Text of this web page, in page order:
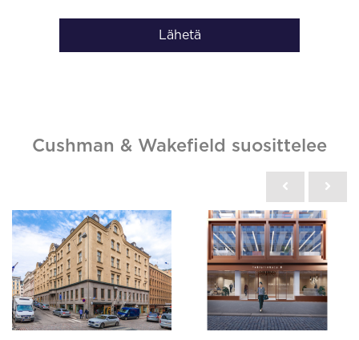
Lähetä
Cushman & Wakefield suosittelee